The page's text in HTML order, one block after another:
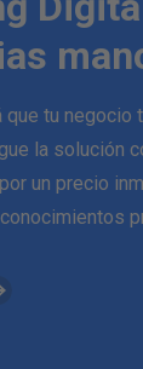
que tu negocio
la solución
un precio